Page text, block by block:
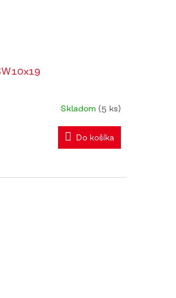
Skladom (5 ks)
Do košíka